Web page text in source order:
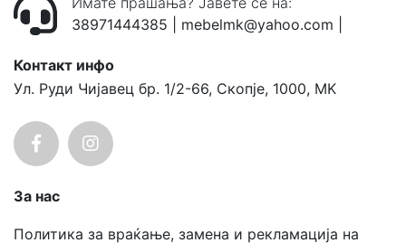
38971444385
mebelmk@yahoo.com
Контакт инфо
Ул. Руди Чијавец бр. 1/2-66, Скопје, 1000, MK
За нас
Политика за враќање, замена и рекламација на